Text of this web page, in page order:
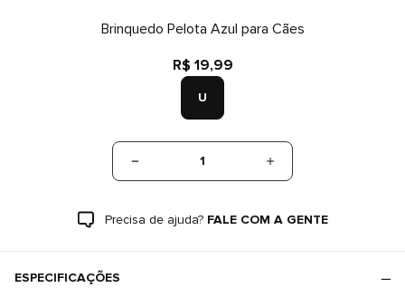
Brinquedo Pelota Azul para Cães
R$ 19,99
U
1
Precisa de ajuda? FALE COM A GENTE
ESPECIFICAÇÕES